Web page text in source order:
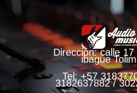
Dirección: calle 17
ibague
Tel: +57
3182637882 /